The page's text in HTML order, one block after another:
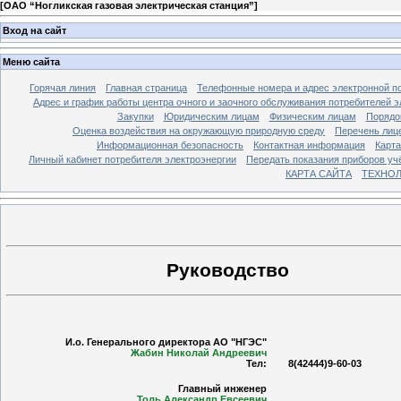
[ОАО “Ногликская газовая электрическая станция”]
Вход на сайт
Меню сайта
Горячая линия Главная страница
Телефонные номера и адрес электронной
Адрес и график работы центра очного и заочного обслуживания потребителей
Закупки
Юридическим лицам Физическим лицам
Оценка воздействия на окружающую природную среду
Перечень
Информационная безопасность
Контактная информация
Личный кабинет потребителя электроэнергии
Передать показания приборов
КАРТА САЙТА
Руководство
И.о. Генерального директора АО "НГЭС"
Жабин Николай Андреевич
Тел:
8(42444)9-60-03
Главный инженер
Толь Александр Евсеевич